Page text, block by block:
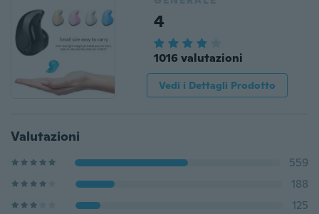
4
1016 valutazioni
Vedi i Dettagli Prodotto
Valutazioni
559
188
125